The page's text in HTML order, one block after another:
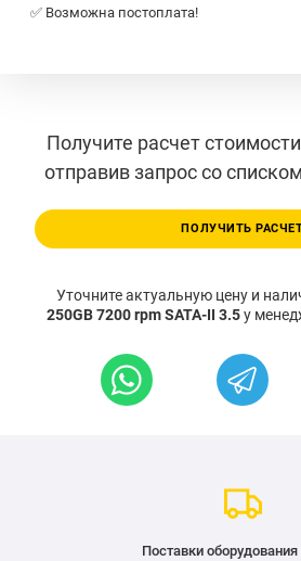
✅ Возможна постоплата!
Получите расчет
отправив запрос со
ПОЛУЧИТЬ
Уточните актуальную цену и
250GB 7200 rpm SATA-II 3.5у
Поставки